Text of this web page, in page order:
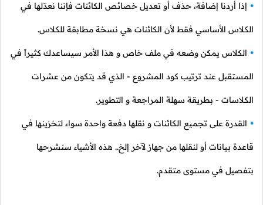
إذا أردنا إضافة، حذف أو تعديل خصائص الكائنات فإننا نعدّلها في
الكلاس الأساسي فقط لأن الكائنات هي نسخة مطابقة للكلاس.
الكلاس يمكن وضعه في ملف خاص و هذا الأمر سيساعدك كثيراً في
المستقبل عند ترتيب كود المشروع - الذي قد يتكون من عشرات
الكلاسات - بطريقة سهلة المراجعة و التطوير.
القدرة على تجميع الكائنات و نقلها دفعة واحدة سواء لتخزينها في
قاعدة بيانات أو لنقلها من جهاز لآخر إلخ.. هذه الأشياء سنشرحها
بتفصيل في مستوى متقدم.